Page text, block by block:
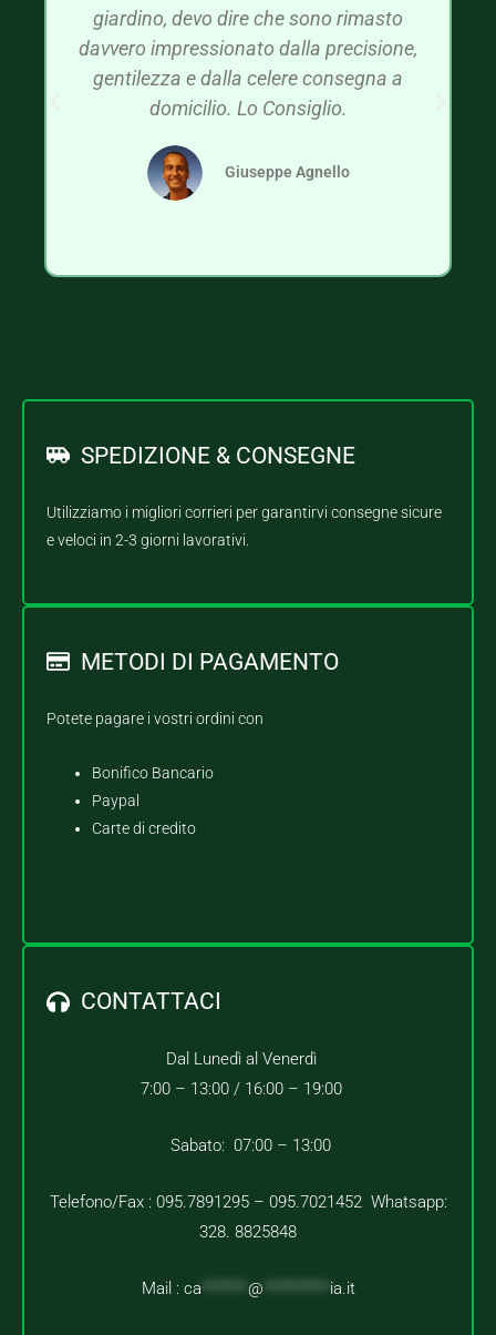
giardino, devo dire che sono rimasto
davvero impressionato dalla precisione,
gentilezza e dalla celere consegna a
domicilio. Lo Consiglio.
Giuseppe Agnello
SPEDIZIONE & CONSEGNE
Utilizziamo i migliori corrieri per garantirvi consegne sicure
e veloci in 2-3 giorni lavorativi.
METODI DI PAGAMENTO
Potete pagare i vostri ordini con
Bonifico Bancario
Paypal
Carte di credito
CONTATTACI
Dal Lunedì al Venerdì
7:00 – 13:00 / 16:00 – 19:00
Sabato: 07:00 – 13:00
Telefono/Fax : 095.7891295 – 095.7021452 Whatsapp:
328. 8825848
Mail : ca @ ia.it